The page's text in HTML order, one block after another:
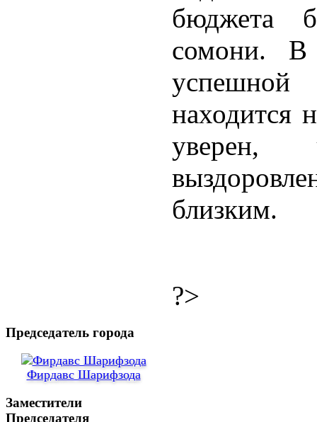
бюджета
сомони. В
находится
уверен,
близким.
?>
Председатель города
Фирдавс Шарифзода
Заместители
Председателя